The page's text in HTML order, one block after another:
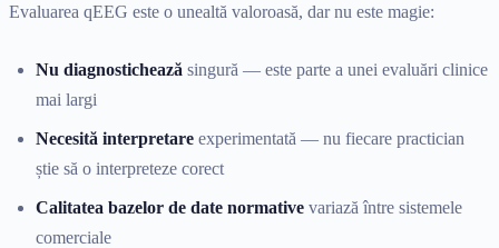
Evaluarea qEEG este o unealtă valoroasă, dar nu este magie:
Nu diagnostichează singură — este parte a unei evaluări clinice
mai largi
Necesită interpretare experimentată — nu fiecare practician
știe să o interpreteze corect
Calitatea bazelor de date normative variază între sistemele
comerciale